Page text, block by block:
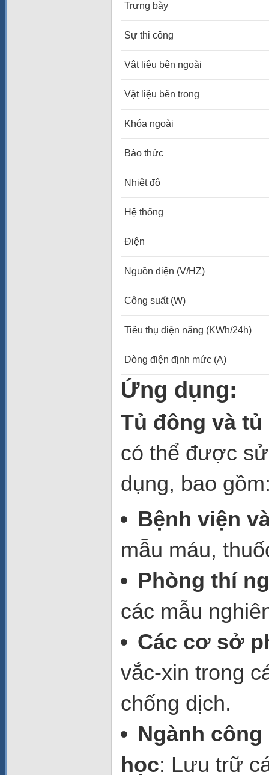
Trưng bày
Sự thi công
Vật liệu bên ngoài
Vật liệu bên trong
Khóa ngoài
Báo thức
Nhiệt độ
Hệ thống
Điện
Nguồn điện (V/HZ)
Công suất (W)
Tiêu thụ điện năng (KWh/24h)
Dòng điện định mức (A)
Ứng dụng:
Tủ đông và tủ
có thể được
dụng, bao
Bệnh viện
mẫu máu,
Phòng thí
các mẫu
Các cơ sở
vắc-xin trong
chống dịch.
Ngành
học: Lưu trữ